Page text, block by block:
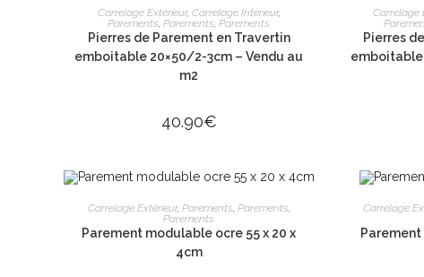
AJOUTER AU PANIER
Carrelage Extérieur, Carrelage Intérieur,
Parements,Parements,Parements
Pierres de Parement en Travertin
emboitable 20×50/2-3cm – Vendu au
m2
40.90€
Carrelage
Pierres
emboitable
AJOUTER AU PANIER
Carrelage Extérieur, Parements, Parements,
Parements
Parement modulable ocre 55 x 20 x
4cm
Carrelage
3980 route de
13100 Aix-en-
Mardi au
Samedi : 9h à 12h